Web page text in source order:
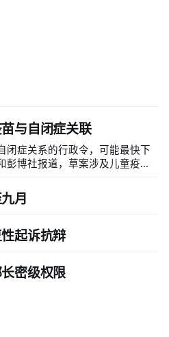
与自闭症关联
闭症关系的行政令，可能最快下
彭博社报道，草案涉及儿童疫苗
研究均未发现儿童疫苗导致自
稿的欺诈性研究，作者也被吊
月
起诉抗辩
密级权限